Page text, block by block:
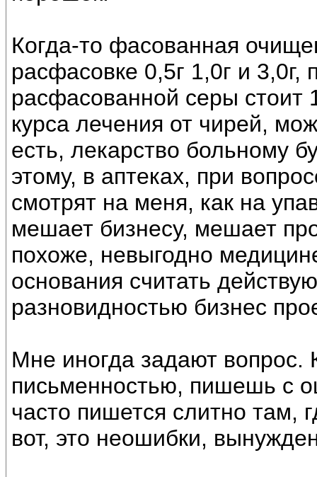
Когда-то фасованная
расфасовке 0,5г 1,0г и
расфасованной серы стоит
курса лечения от чирей,
есть, лекарство больному
этому, в аптеках, при
смотрят на меня, как на
мешает бизнесу, мешает
похоже, невыгодно
основания считать
разновидностью бизнес
Мне иногда задают вопрос.
письменностью, пишешь с
часто пишется слитно там,
вот, это неошибки,